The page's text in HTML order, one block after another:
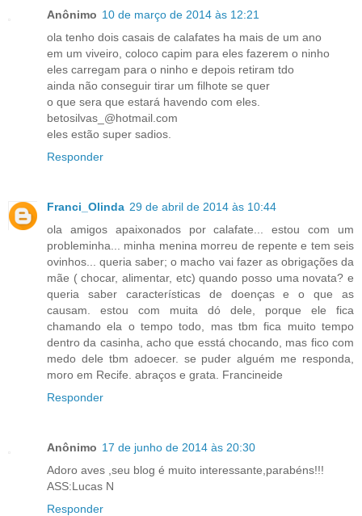
Anônimo 10 de março de 2014 às 12:21
ola tenho dois casais de calafates ha mais de um ano
em um viveiro, coloco capim para eles fazerem o ninho
eles carregam para o ninho e depois retiram tdo
ainda não conseguir tirar um filhote se quer
o que sera que estará havendo com eles.
betosilvas_@hotmail.com
eles estão super sadios.
Responder
Franci_Olinda 29 de abril de 2014 às 10:44
ola amigos apaixonados por calafate... estou com um
probleminha... minha menina morreu de repente e tem seis
ovinhos... queria saber; o macho vai fazer as obrigações da
mãe ( chocar, alimentar, etc) quando posso uma novata? e
queria saber características de doenças e o que as
causam. estou com muita dó dele, porque ele fica
chamando ela o tempo todo, mas tbm fica muito tempo
dentro da casinha, acho que esstá chocando, mas fico com
medo dele tbm adoecer. se puder alguém me responda,
moro em Recife. abraços e grata. Francineide
Responder
Anônimo 17 de junho de 2014 às 20:30
Adoro aves ,seu blog é muito interessante,parabéns!!!
ASS:Lucas N
Responder